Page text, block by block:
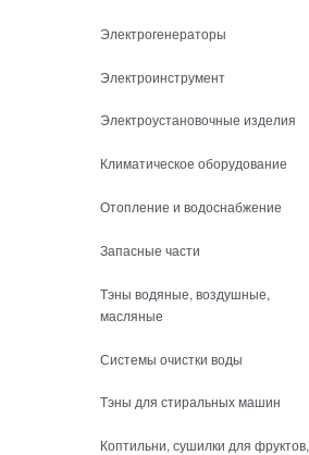
Электрогенераторы
Электроинструмент
Электроустановочные изделия
Климатическое оборудование
Отопление и водоснабжение
Запасные части
Тэны водяные, воздушные,
масляные
Системы очистки воды
Тэны для стиральных машин
Коптильни, сушилки для фруктов,